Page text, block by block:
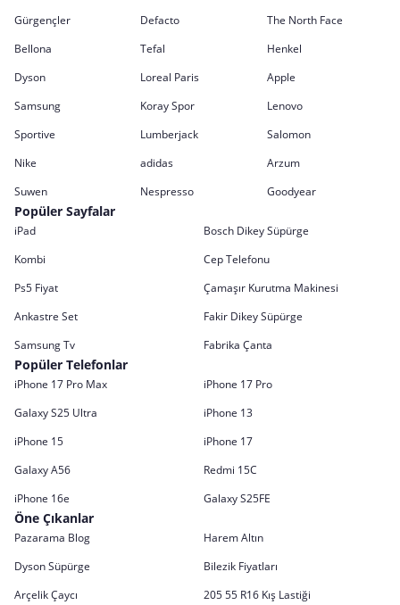
Gürgençler
Defacto
The North Face
Bellona
Tefal
Henkel
Dyson
Loreal Paris
Apple
Samsung
Koray Spor
Lenovo
Sportive
Lumberjack
Salomon
Nike
adidas
Arzum
Suwen
Nespresso Goodyear
Popüler Sayfalar
iPad
Bosch Dikey Süpürge
Kombi
Cep Telefonu
Ps5 Fiyat
Çamaşır Kurutma Makinesi
Ankastre Set
Fakir Dikey Süpürge
Samsung Tv
Fabrika Çanta
Popüler Telefonlar
iPhone 17 Pro Max
iPhone 17 Pro
Galaxy S25 Ultra
iPhone 13
iPhone 15
iPhone 17
Galaxy A56
Redmi 15C
iPhone 16e
Galaxy S25FE
Öne Çıkanlar
Pazarama Blog
Harem Altın
Dyson Süpürge
Bilezik Fiyatları
Arçelik Çaycı
205 55 R16 Kış Lastiği